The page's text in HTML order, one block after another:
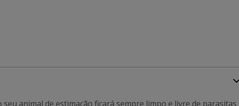
animal de estimação ficará sempre limpo e livre de parasitas